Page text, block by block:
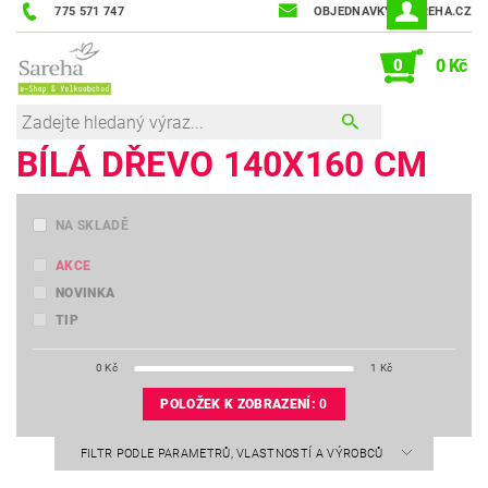
775 571 747 OBJEDNAVKY@SAREHA.CZ
0 0 Kč
BÍLÁ DŘEVO 140X160 CM
NA SKLADĚ
AKCE
NOVINKA
TIP
0 Kč 1 Kč
POLOŽEK K ZOBRAZENÍ:0
FILTR PODLE PARAMETRŮ, VLASTNOSTÍ A VÝROBCŮ